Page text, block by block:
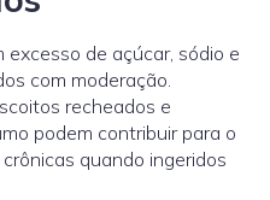
de açúcar, sódio e
com moderação.
recheados e
podem contribuir para o
quando ingeridos